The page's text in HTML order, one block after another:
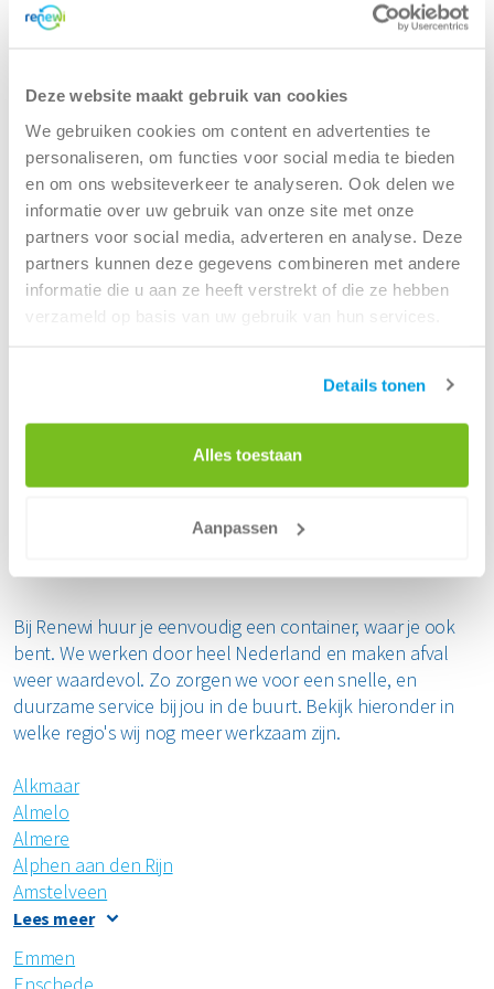
Deze website maakt gebruik van cookies
We gebruiken cookies om content en advertenties te
personaliseren, om functies voor social media te bieden
en om ons websiteverkeer te analyseren. Ook delen we
informatie over uw gebruik van onze site met onze
partners voor social media, adverteren en analyse. Deze
partners kunnen deze gegevens combineren met andere
informatie die u aan ze heeft verstrekt of die ze hebben
verzameld op basis van uw gebruik van hun services.
Details tonen
Alles toestaan
Aanpassen
Renesse
Zuid-Holland
Den Haag
Dordrecht
Hoek van Holland
Pijnacker
Rotterdam
Vlaardingen
Wateringen
Zoetermeer
Renewi is ook
Bij Renewi huur je eenvoudig een container, waar je ook
bent. We werken door heel Nederland en maken afval
weer waardevol. Zo zorgen we voor een snelle, en
duurzame service bij jou in de buurt. Bekijk hieronder in
welke regio's wij nog meer werkzaam zijn.
Alkmaar
Almelo
Almere
Alphen aan den Rijn
Amstelveen
Apeldoorn
Arnhem
Lees meer
Emmen
Enschede